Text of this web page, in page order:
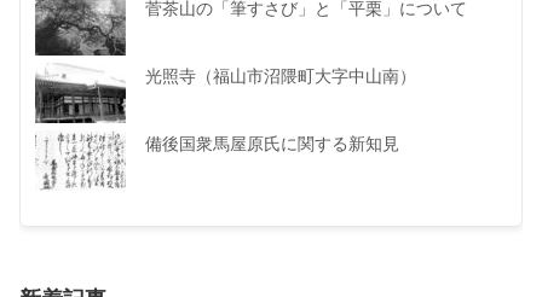
菅茶山の「筆すさび」と「平栗」について
光照寺（福山市沼隈町大字中山南）
備後国衆馬屋原氏に関する新知見